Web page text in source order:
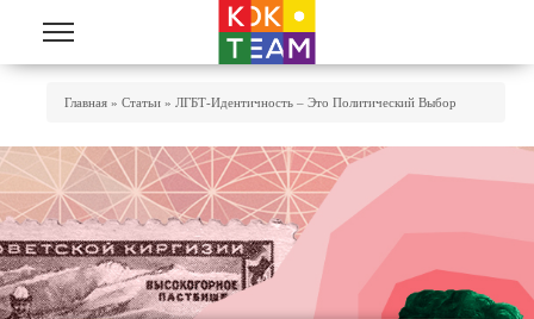
Перейти к основному содержанию
Главная » Статьи » ЛГБТ-Идентичность – Это Политический Выбор